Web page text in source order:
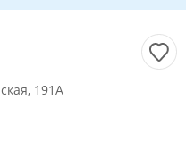
191А